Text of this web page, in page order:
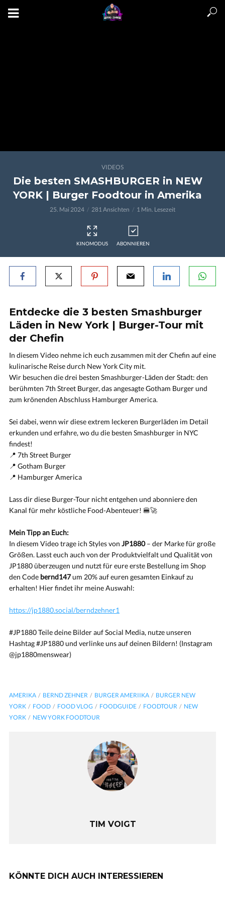
VIDEOS
Die besten SMASHBURGER in NEW
YORK | Burger Foodtour in Amerika
25. Mai 2024 281 Ansichten 1 Min. Lesezeit
KINOMODUS ABONNIEREN
Entdecke die 3 besten Smashburger
Läden in New York | Burger-Tour mit
der Chefin
In diesem Video nehme ich euch zusammen mit der Chefin auf eine
kulinarische Reise durch New York City mit.
Wir besuchen die drei besten Smashburger-Läden der Stadt: den
berühmten 7th Street Burger, das angesagte Gotham Burger und
zum krönenden Abschluss Hamburger America.
Sei dabei, wenn wir diese extrem leckeren Burgerläden im Detail
erkunden und erfahre, wo du die besten Smashburger in NYC
findest!
📍 7th Street Burger
📍 Gotham Burger
📍 Hamburger America
Lass dir diese Burger-Tour nicht entgehen und abonniere den
Kanal für mehr köstliche Food-Abenteuer! 🍔🚀
Mein Tipp an Euch:
In diesem Video trage ich Styles von JP1880– der Marke für große
Größen. Lasst euch auch von der Produktvielfalt und Qualität von
JP1880 überzeugen und nutzt für eure erste Bestellung im Shop
den Code bernd147um 20% auf euren gesamten Einkauf zu
erhalten! Hier findet ihr meine Auswahl:
https://jp1880.social/berndzehner1
#JP1880 Teile deine Bilder auf Social Media, nutze unseren
Hashtag #JP1880 und verlinke uns auf deinen Bildern! (Instagram
@jp1880menswear)
AMERIKA BERND ZEHNER BURGER AMERIIKA
BURGER NEW
YORK
FOOD FOOD VLOG FOODGUIDE FOODTOUR
NEW
YORK
NEW YORK FOODTOUR
TIM VOIGT
KÖNNTE DICH AUCH INTERESSIEREN